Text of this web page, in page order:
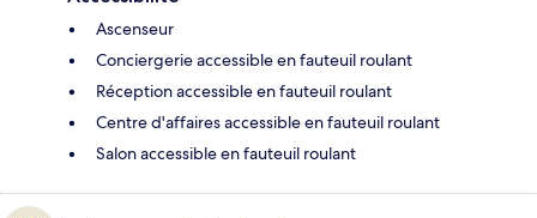
Ascenseur
Conciergerie accessible en fauteuil roulant
Réception accessible en fauteuil roulant
Centre d'affaires accessible en fauteuil roulant
Salon accessible en fauteuil roulant